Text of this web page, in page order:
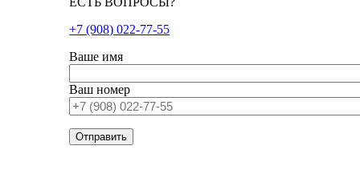
+7 (908) 022-77-55
Ваше имя
Ваш номер